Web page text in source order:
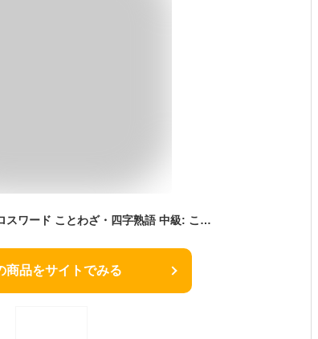
自由自在 賢くなるクロスワード ことわざ・四字熟語 中級: ことわざの意味と使い方が楽しく身につく (受験研究社)
商品をサイトでみる